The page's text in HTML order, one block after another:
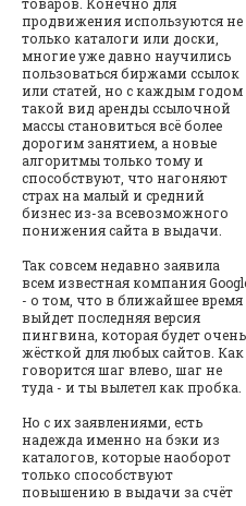
продвижения используются не
только каталоги или доски,
многие уже давно научились
пользоваться биржами ссылок
или статей, но с каждым годом
такой вид аренды ссылочной
массы становиться всё более
дорогим занятием, а новые
алгоритмы только тому и
способствуют, что нагоняют
страх на малый и средний
бизнес из-за всевозможного
понижения сайта в выдачи.
Так совсем недавно заявила
всем известная компания
- о том, что в ближайшее время
выйдет последняя версия
пингвина, которая будет очень
жёсткой для любых сайтов. Как
говорится шаг влево, шаг не
туда - и ты вылетел как пробка.
Но с их заявлениями, есть
надежда именно на бэки из
каталогов, которые наоборот
только способствуют
повышению в выдачи за счёт